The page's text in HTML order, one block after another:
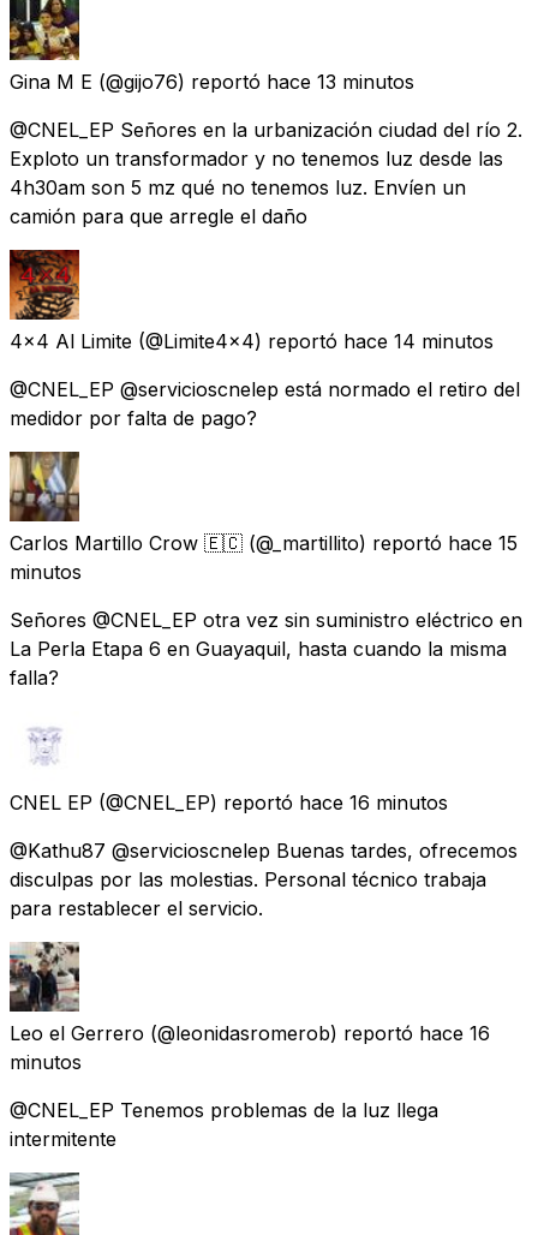
Gina M E (@gijo76) reportó hace 13 minutos
@CNEL_EP Señores en la urbanización ciudad del río 2.
Exploto un transformador y no tenemos luz desde las
4h30am son 5 mz qué no tenemos luz. Envíen un
camión para que arregle el daño
4x4 Al Limite (@Limite4x4) reportó hace 14 minutos
@CNEL_EP @servicioscnelep está normado el retiro del
medidor por falta de pago?
Carlos Martillo Crow 🇪🇨 (@_martillito) reportó hace 15
minutos
Señores @CNEL_EP otra vez sin suministro eléctrico en
La Perla Etapa 6 en Guayaquil, hasta cuando la misma
falla?
CNEL EP (@CNEL_EP) reportó hace 16 minutos
@Kathu87 @servicioscnelep Buenas tardes, ofrecemos
disculpas por las molestias. Personal técnico trabaja
para restablecer el servicio.
Leo el Gerrero (@leonidasromerob) reportó hace 16
minutos
@CNEL_EP Tenemos problemas de la luz llega
intermitente